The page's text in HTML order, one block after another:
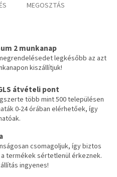
MEGOSZTÁS
2 munkanap
legkésőbb az azt
kiszállítjuk!
átvételi pont
több mint 500 településen
0-24 órában elérhetőek, így
csomagoljuk, így biztos
termékek sértetlenül érkeznek.
ingyenes!